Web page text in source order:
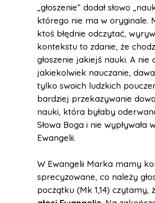
„głoszenie” dodał słowo
którego nie ma w oryginale.
ktoś błędnie odczytać,
kontekstu to zdanie, że
głoszenie jakiejś nauki. A nie
jakiekolwiek nauczanie,
tylko swoich ludzkich
bardziej przekazywanie
nauki, która byłaby
Słowa Boga i nie wypływała
Ewangelii.
W Ewangelii Marka mamy
sprecyzowane, co należy
początku (Mk 1,14) czytamy,